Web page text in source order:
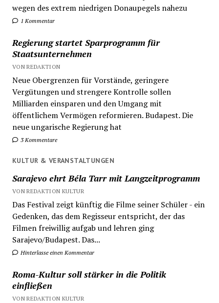
wegen des extrem niedrigen Donaupegels nahezu
1 Kommentar
Regierung startet Sparprogramm für
Staatsunternehmen
VON REDAKTION
Neue Obergrenzen für Vorstände, geringere
Vergütungen und strengere Kontrolle sollen
Milliarden einsparen und den Umgang mit
öffentlichem Vermögen reformieren. Budapest. Die
neue ungarische Regierung hat
3 Kommentare
KULTUR & VERANSTALTUNGEN
Sarajevo ehrt Béla Tarr mit Langzeitprogramm
VON REDAKTION KULTUR
Das Festival zeigt künftig die Filme seiner Schüler - ein
Gedenken, das dem Regisseur entspricht, der das
Filmen freiwillig aufgab und lehren ging
Sarajevo/Budapest. Das...
Hinterlasse einen Kommentar
Roma-Kultur soll stärker in die Politik
einfließen
VON REDAKTION KULTUR